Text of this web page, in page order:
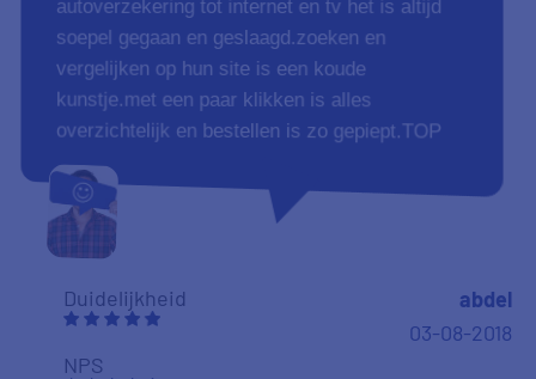
autoverzekering tot internet en tv het is altijd
soepel gegaan en geslaagd.zoeken en
vergelijken op hun site is een koude
kunstje.met een paar klikken is alles
overzichtelijk en bestellen is zo gepiept.TOP
Duidelijkheid
NPS
abdel
03-08-2018